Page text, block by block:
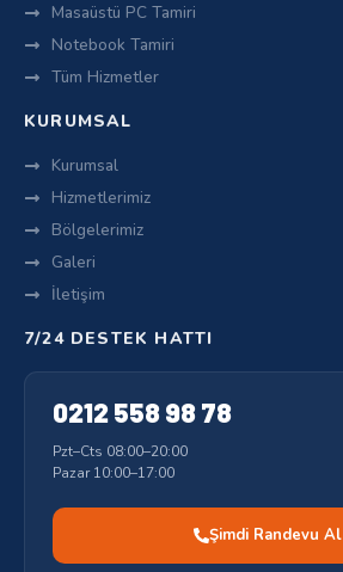
Masaüstü PC Tamiri
Notebook Tamiri
Tüm Hizmetler
KURUMSAL
Kurumsal
Hizmetlerimiz
Bölgelerimiz
Galeri
İletişim
7/24 DESTEK HATTI
0212 558 98 78
Pzt–Cts 08:00–20:00
Pazar 10:00–17:00
Şimdi Randevu Al